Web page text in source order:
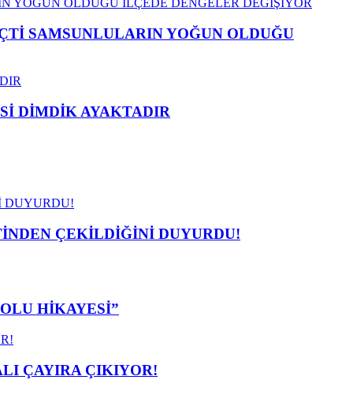
SAMSUNLULARIN YOĞUN OLDUĞU
DİMDİK AYAKTADIR
ÇEKİLDİĞİNİ DUYURDU!
HİKAYESİ”
ÇAYIRA ÇIKIYOR!